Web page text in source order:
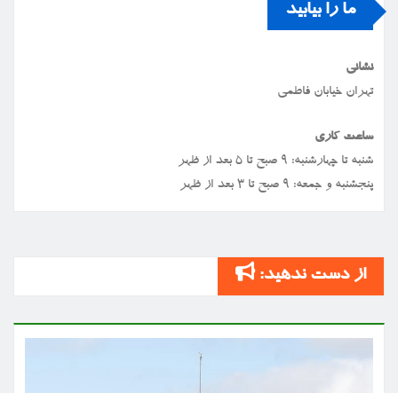
ما را بیابید
نشانی
تهران خیابان فاطمی
ساعت کاری
شنبه تا چهارشنبه: ۹ صبح تا ۵ بعد از ظهر
پنجشنبه و جمعه: ۹ صبح تا ۳ بعد از ظهر
از دست ندهید: